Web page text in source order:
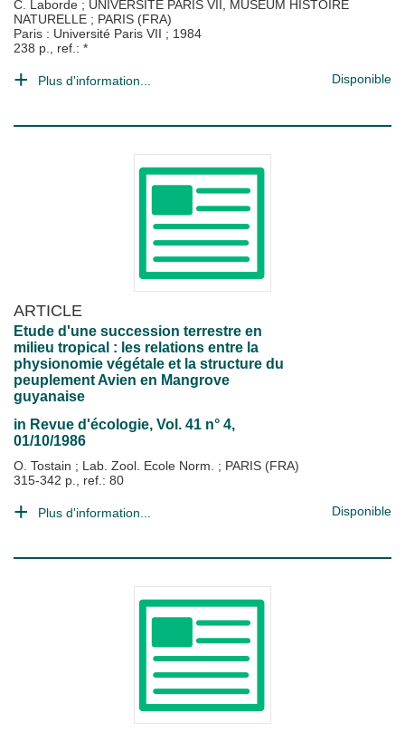
C. Laborde ; UNIVERSITE PARIS VII, MUSEUM HISTOIRE
NATURELLE ; PARIS (FRA)
Paris : Université Paris VII ; 1984
238 p., ref.: *
Plus d'information... Disponible
ARTICLE
Etude d'une succession terrestre en
milieu tropical : les relations entre la
physionomie végétale et la structure du
peuplement Avien en Mangrove
guyanaise
in Revue d'écologie, Vol. 41 n° 4,
01/10/1986
O. Tostain ; Lab. Zool. Ecole Norm. ; PARIS (FRA)
315-342 p., ref.: 80
Plus d'information... Disponible